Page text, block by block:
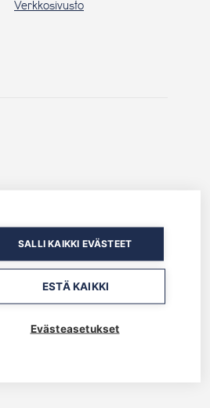
Verkkosivusto
SALLI KAIKKI EVÄSTEET
ESTÄ KAIKKI
Evästeasetukset